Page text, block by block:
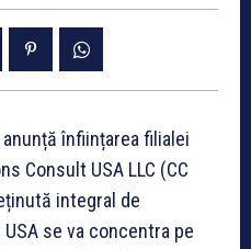
înființarea filialei
Consult USA LLC (CC
integral de
se va concentra pe